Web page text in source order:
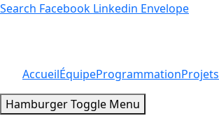
Search Facebook Linkedin Envelope
AccueilÉquipeProgrammationProjets
Hamburger Toggle Menu